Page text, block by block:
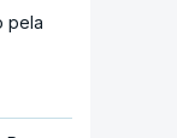
pela